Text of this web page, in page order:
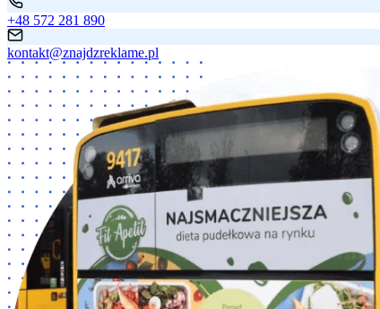
+48 572 281 890
kontakt@znajdzreklame.pl